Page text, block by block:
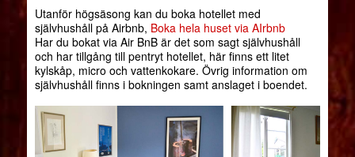
Utanför högsäsong kan du boka hotellet med
självhushåll på Airbnb, Boka hela huset via AIrbnb
Har du bokat via Air BnB är det som sagt självhushåll
och har tillgång till pentryt hotellet, här finns ett litet
kylskåp, micro och vattenkokare. Övrig information om
självhushåll finns i bokningen samt anslaget i boendet.